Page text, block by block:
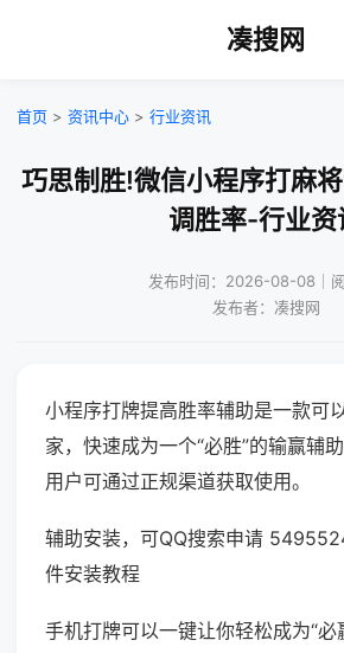
凑搜网
首页 > 资讯中心 > 行业资讯
巧思制胜!微信小程序打麻
调胜率-行业资
发布时间：2026-08-08｜
发布者：凑搜网
小程序打牌提高胜率辅助是一款可
家，快速成为一个“必胜”的输赢辅
用户可通过正规渠道获取使用。
辅助安装，可QQ搜索申请
件安装教程
手机打牌可以一键让你轻松成为“必